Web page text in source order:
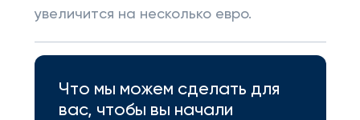
увеличится на несколько евро.
Что мы можем сделать для
вас, чтобы вы начали